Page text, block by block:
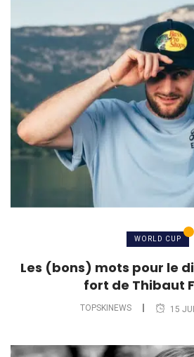
WORLD CUP
Les (bons) mots pour le
fort de Thibaut
TOPSKINEWS 15